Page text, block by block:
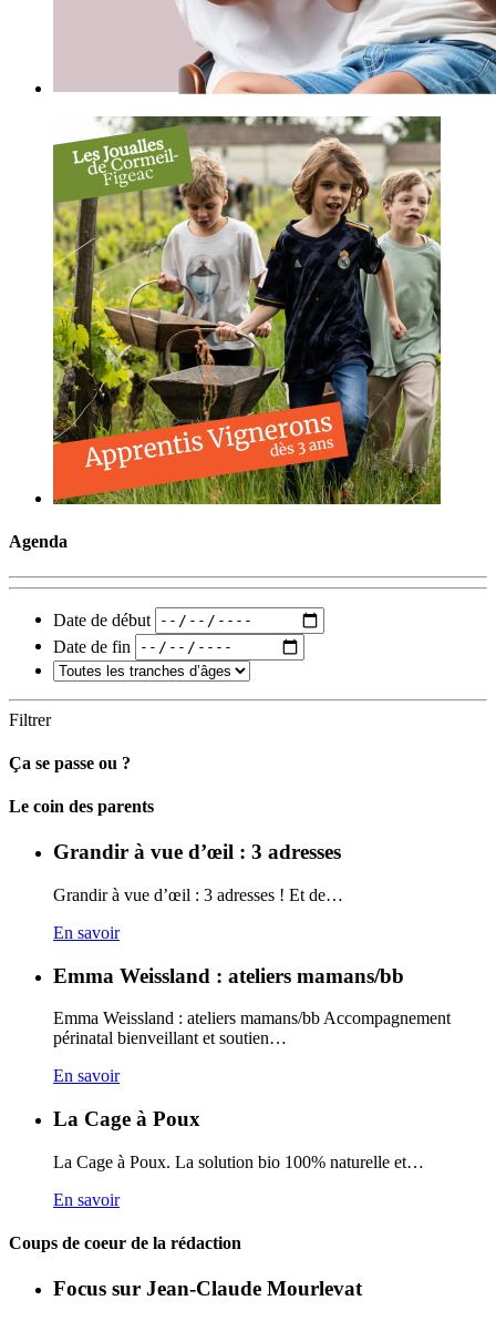
Agenda
Date de début
Date de fin
Filtrer
Ça se passe ou ?
Carto
Le coin des parents
Grandir à vue d’œil : 3 adresses
Grandir à vue d’œil : 3 adresses ! Et de…
En savoir
Emma Weissland : ateliers mamans/bb
Emma Weissland : ateliers mamans/bb Accompagnement
périnatal bienveillant et soutien…
En savoir
La Cage à Poux
La Cage à Poux. La solution bio 100% naturelle et…
En savoir
Coups de coeur de la rédaction
Focus sur Jean-Claude Mourlevat